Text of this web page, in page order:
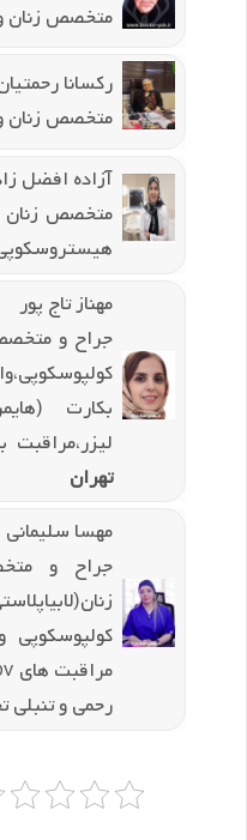
متخصص زنان
رکسانا
متخصص زنان
آزاده افضل
متخصص زنان
مهناز تاج پور
جراح و متخصص
بکارت
لیزر،مراقبت
تهران
مهسا سلیمانی
جراح و
کولپوسکوپی
رحمی و تنبلی